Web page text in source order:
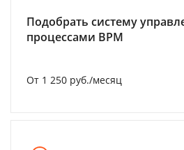
Подобрать систему
процессами BPM
От 1 250 руб./месяц